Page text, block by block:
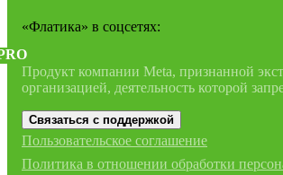
«Флатика» в соцсетях:
Продукт компании Meta, признанной
организацией, деятельность которой
Связаться с поддержкой
Пользовательское соглашение
Политика в отношении обработки